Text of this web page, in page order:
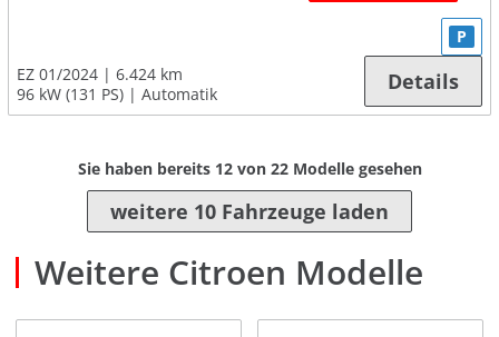
EZ 01/2024
6.424 km
96 kW (131 PS)
Automatik
P
Details
Sie haben bereits 12von 22Modelle gesehen
weitere 10 Fahrzeuge laden
Weitere Citroen Modelle